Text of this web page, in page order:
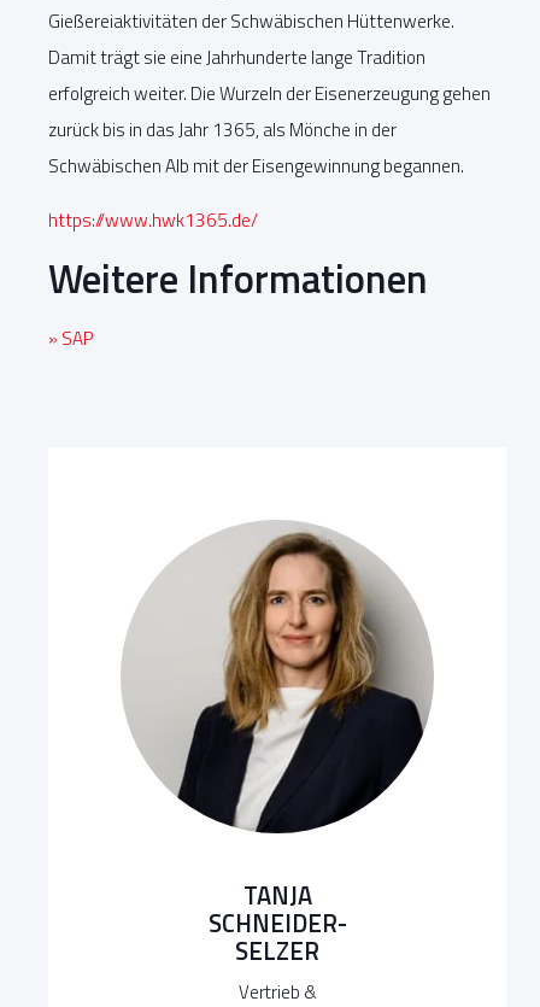
Gießereiaktivitäten der Schwäbischen Hüttenwerke.
Damit trägt sie eine Jahrhunderte lange Tradition
erfolgreich weiter. Die Wurzeln der Eisenerzeugung gehen
zurück bis in das Jahr 1365, als Mönche in der
Schwäbischen Alb mit der Eisengewinnung begannen.
https://www.hwk1365.de/
Weitere Informationen
» SAP
TANJA
SCHNEIDER-
SELZER
Vertrieb &